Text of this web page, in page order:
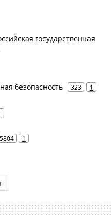
государственная
безопасность 323 1
5804 1